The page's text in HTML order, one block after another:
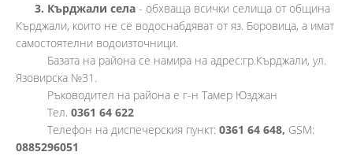
3. Кърджали села - обхваща всички селища от община
Кърджали, които не се водоснабдяват от яз. Боровица, а имат
самостоятелни водоизточници.
Базата на района се намира на адрес:гр.Кърджали, ул.
Язовирска №31.
Ръководител на района е г-н Тамер Юзджан
Тел. 0361 64 622
Телефон на диспечерския пункт: 0361 64 648, GSM:
0885296051